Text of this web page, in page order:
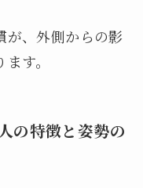
が、外側からの影
す。
の特徴と姿勢の